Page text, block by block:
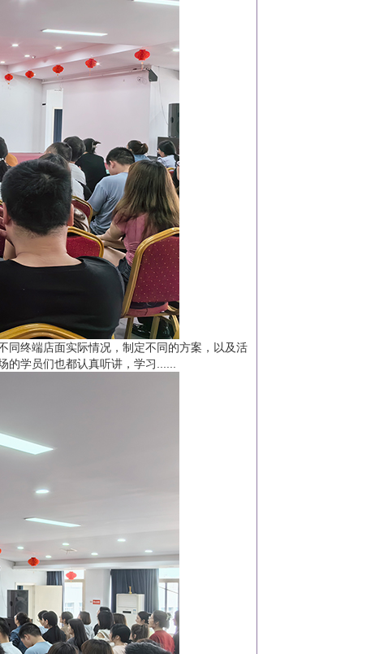
同终端店面实际情况，制定不同的方案，以及活
学员们也都认真听讲，学习......